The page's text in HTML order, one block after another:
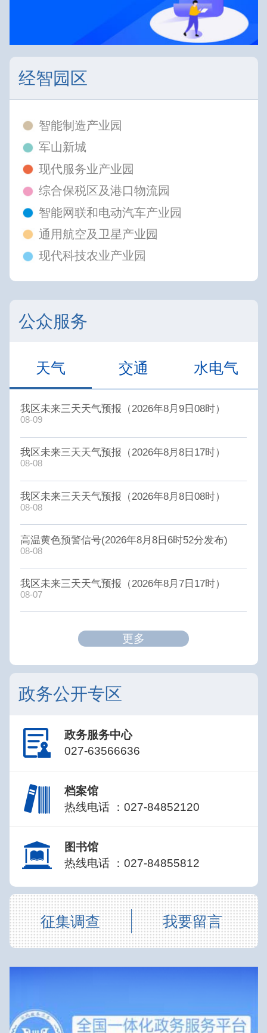
经智园区
智能制造产业园
军山新城
现代服务业产业园
综合保税区及港口物流园
智能网联和电动汽车产业园
通用航空及卫星产业园
现代科技农业产业园
公众服务
天气 交通 水电气
我区未来三天天气预报（2026年8月9日08时）
08-09
我区未来三天天气预报（2026年8月8日17时）
08-08
我区未来三天天气预报（2026年8月8日08时）
08-08
高温黄色预警信号(2026年8月8日6时52分发布)
08-08
我区未来三天天气预报（2026年8月7日17时）
08-07
更多
政务公开专区
政务服务中心
027-63566636
档案馆
热线电话 ：027-84852120
图书馆
热线电话 ：027-84855812
征集调查 我要留言